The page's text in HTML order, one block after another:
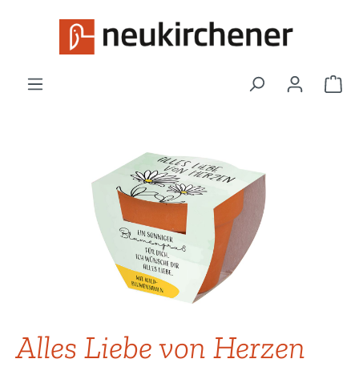
Zum Hauptinhalt springen
Alles Liebe von Herzen